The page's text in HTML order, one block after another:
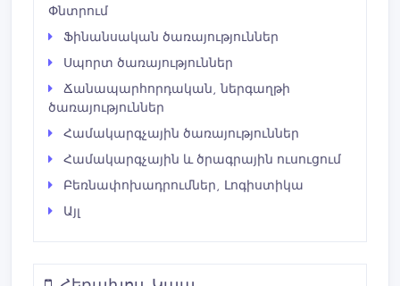
Փնտրում
Ֆինանսական ծառայություններ
Սպորտ ծառայություններ
Ճանապարհորդական, ներգաղթի
ծառայություններ
Համակարգչային ծառայություններ
Համակարգչային և ծրագրային ուսուցում
Բեռնափոխադրումներ, Լոգիստիկա
Այլ